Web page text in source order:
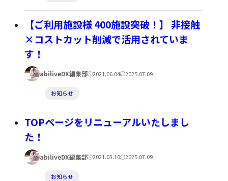
テ
ゴ
リ
ー:
【ご利用施設様 400施設突破！】 非接触
×コストカット削減で活用されていま
す！
著
者:
abiliveDX編集部公
日:
2021.06.04更
日:
2025.07.09
テ
ゴ
リ
ー:
お知らせ
TOPページをリニューアルいたしまし
た！
著
者:
abiliveDX編集部公2021.03.10更2025.07.09
お知らせ